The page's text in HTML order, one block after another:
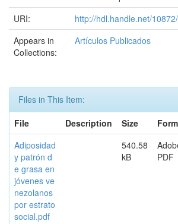
URI:
http://hdl.handle.net/
Appears in
Collections:
Artículos Publicados
Files in This Item:
File
Description Size
Adiposidad
y patrón d
e grasa en
jóvenes ve
nezolanos
por estrato
social.pdf
540.58
kB
PDF